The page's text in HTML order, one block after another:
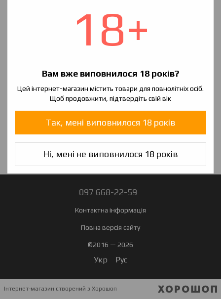
18+
Вам вже виповнилося 18 років?
Цей інтернет-магазин містить товари для повнолітніх осіб.
Щоб продовжити, підтвердіть свій вік
Так, мені виповнилося 18 років
Ні, мені не виповнилося 18 років
робочий день. Термін доставки 1-3 дні
Оплата на карту Приват Банка
Оплата у відділенні після огляду товару. Крім доставки Ви
оплачуєте комісію Нової Пошти за наложений платіж, яка
складає 20 грн + 2% від вартості заказу.
Оплата картою Visa, Mastercard - WayForPay
097 668-22-59
Контактна інформація
Повна версія сайту
©2016 — 2026
Укр Рус
Інтернет-магазин створений з Хорошоп